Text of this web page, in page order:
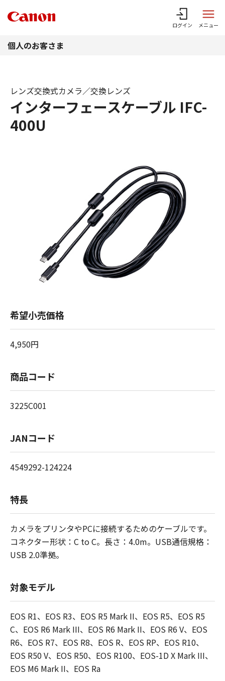
ログイン メニュー
個人のお客さま
インターフェースケーブル IFC-
400U
レンズ交換式カメラ／交換レンズ
希望小売価格
4,950円
商品コード
3225C001
JANコード
4549292-124224
特長
カメラをプリンタやPCに接続するためのケーブルです。
コネクター形状：C to C。長さ：4.0m。USB通信規格：
USB 2.0準拠。
対象モデル
EOS R1、EOS R3、EOS R5 Mark II、EOS R5、EOS R5
C、EOS R6 Mark III、EOS R6 Mark II、EOS R6 V、EOS
R6、EOS R7、EOS R8、EOS R、EOS RP、EOS R10、
EOS R50 V、EOS R50、EOS R100、EOS-1D X Mark III、
EOS M6 Mark II、EOS Ra